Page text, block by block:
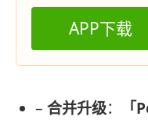
APP下载
– 合并升级：